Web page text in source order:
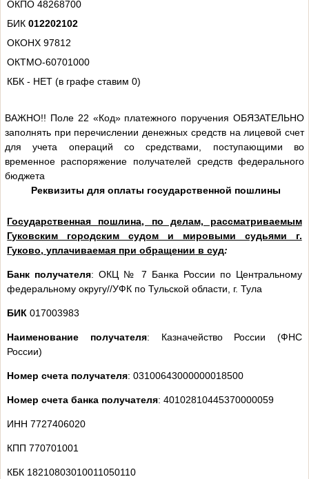
ОКПО 48268700
БИК012202102
ОКОНХ 97812
ОКТМО-60701000
КБК - НЕТ (в графе ставим 0)
ВАЖНО!! Поле 22 «Код» платежного поручения ОБЯЗАТЕЛЬНО
заполнять при перечислении денежных средств на лицевой счет
для учета операций со средствами, поступающими во
временное распоряжение получателей средств федерального
бюджета
Реквизиты для оплаты государственной пошлины
Государственная пошлина, по делам, рассматриваемым
Гуковским городским судом и мировыми судьями г.
Гуково, уплачиваемая при обращении в суд:
Банк получателя: ОКЦ № 7 Банка России по Центральному
федеральному округу//УФК по Тульской области, г. Тула
БИК 017003983
Наименование получателя: Казначейство России (ФНС
России)
Номер счета получателя: 03100643000000018500
Номер счета банка получателя: 40102810445370000059
ИНН 7727406020
КПП 770701001
КБК 18210803010011050110